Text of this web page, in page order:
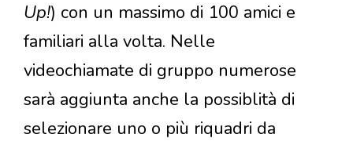
Up!) con un massimo di 100 amici e
familiari alla volta. Nelle
videochiamate di gruppo numerose
sarà aggiunta anche la possiblità di
selezionare uno o più riquadri da